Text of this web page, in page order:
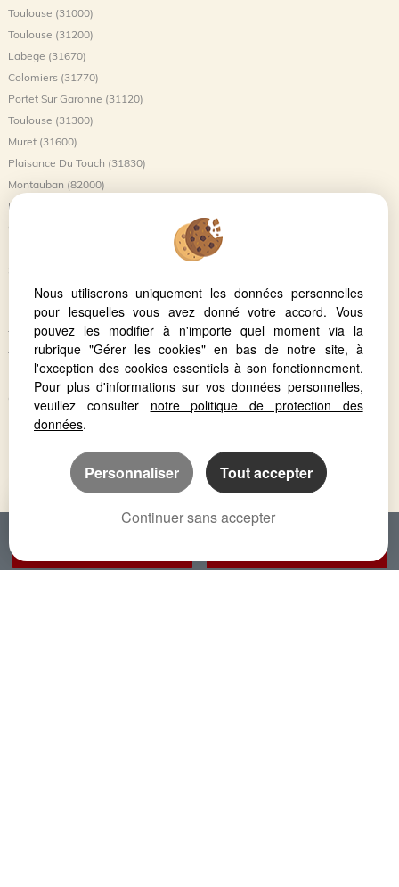
Toulouse (31000)
Toulouse (31200)
Labege (31670)
Colomiers (31770)
Portet Sur Garonne (31120)
Toulouse (31300)
Muret (31600)
Plaisance Du Touch (31830)
Montauban (82000)
L'union (31240)
Saint-jory (31790)
Launaguet (31140)
Blagnac (31700)
Tournefeuille (31170)
Toulouse (31500)
Beauzelle (31700)
Castelnau D'estretefonds (31620)
Nous utiliserons uniquement les données personnelles
pour lesquelles vous avez donné votre accord. Vous
pouvez les modifier à n'importe quel moment via la
rubrique "Gérer les cookies" en bas de notre site, à
l'exception des cookies essentiels à son fonctionnement.
Pour plus d'informations sur vos données personnelles,
veuillez consulter notre politique de protection des
données.
Personnaliser Tout accepter
Continuer sans accepter